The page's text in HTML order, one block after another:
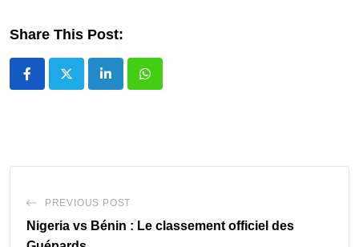
Share This Post:
LinkedIn Whatsapp
PREVIOUS POST
Nigeria vs Bénin : Le classement officiel des